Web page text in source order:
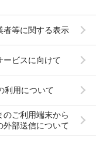
者等に関する表示
ービスに向けて
利用について
のご利用端末から
外部送信について